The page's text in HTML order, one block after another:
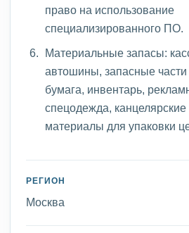
право на использование
специализированного ПО.
Материальные запасы:
автошины, запасные части
бумага, инвентарь,
спецодежда,
материалы для упаковки
РЕГИОН
Москва